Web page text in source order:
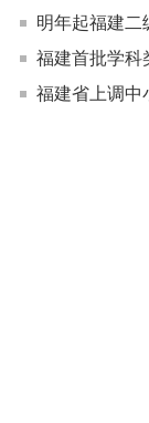
明年起福建
福建首批学科
福建省上调中